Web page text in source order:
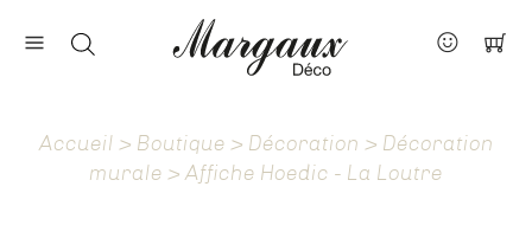
Nos marques
À propos
Accueil > Boutique > Décoration > Décoration
murale > Affiche Hoedic - La Loutre